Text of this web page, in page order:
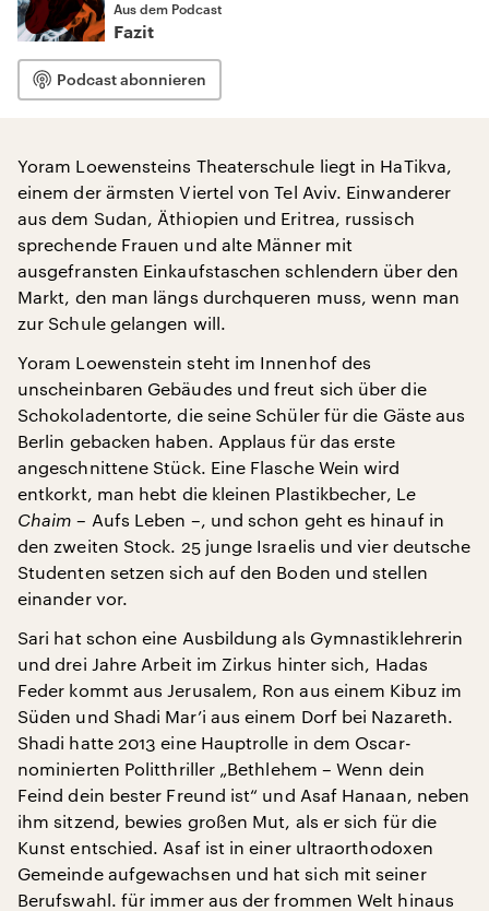
Aus dem Podcast
Fazit
Podcast abonnieren
Yoram Loewensteins Theaterschule liegt in HaTikva,
einem der ärmsten Viertel von Tel Aviv. Einwanderer
aus dem Sudan, Äthiopien und Eritrea, russisch
sprechende Frauen und alte Männer mit
ausgefransten Einkaufstaschen schlendern über den
Markt, den man längs durchqueren muss, wenn man
zur Schule gelangen will.
Yoram Loewenstein steht im Innenhof des
unscheinbaren Gebäudes und freut sich über die
Schokoladentorte, die seine Schüler für die Gäste aus
Berlin gebacken haben. Applaus für das erste
angeschnittene Stück. Eine Flasche Wein wird
entkorkt, man hebt die kleinen Plastikbecher, Le
Chaim – Aufs Leben –, und schon geht es hinauf in
den zweiten Stock. 25 junge Israelis und vier deutsche
Studenten setzen sich auf den Boden und stellen
einander vor.
Sari hat schon eine Ausbildung als Gymnastiklehrerin
und drei Jahre Arbeit im Zirkus hinter sich, Hadas
Feder kommt aus Jerusalem, Ron aus einem Kibuz im
Süden und Shadi Mar’i aus einem Dorf bei Nazareth.
Shadi hatte 2013 eine Hauptrolle in dem Oscar-
nominierten Politthriller „Bethlehem – Wenn dein
Feind dein bester Freund ist“ und Asaf Hanaan, neben
ihm sitzend, bewies großen Mut, als er sich für die
Kunst entschied. Asaf ist in einer ultraorthodoxen
Gemeinde aufgewachsen und hat sich mit seiner
Berufswahl. für immer aus der frommen Welt hinaus